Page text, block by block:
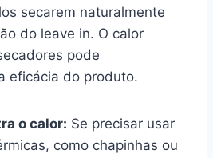
secarem naturalmente
do leave in. O calor
pode
eficácia do produto.
o calor: Se precisar usar
como chapinhas ou